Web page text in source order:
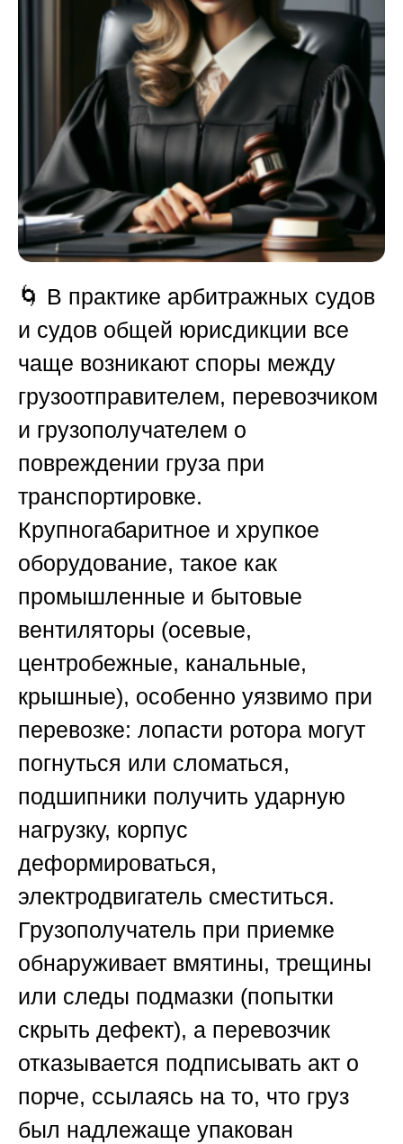
🌀 В практике арбитражных судов
и судов общей юрисдикции все
чаще возникают споры между
грузоотправителем, перевозчиком
и грузополучателем о
повреждении груза при
транспортировке.
Крупногабаритное и хрупкое
оборудование, такое как
промышленные и бытовые
вентиляторы (осевые,
центробежные, канальные,
крышные), особенно уязвимо при
перевозке: лопасти ротора могут
погнуться или сломаться,
подшипники получить ударную
нагрузку, корпус
деформироваться,
электродвигатель сместиться.
Грузополучатель при приемке
обнаруживает вмятины, трещины
или следы подмазки (попытки
скрыть дефект), а перевозчик
отказывается подписывать акт о
порче, ссылаясь на то, что груз
был надлежаще упакован